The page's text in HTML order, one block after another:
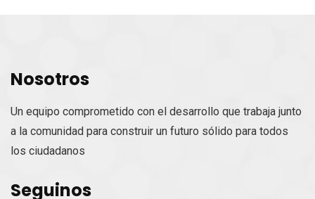
Nosotros
Un equipo comprometido con el desarrollo que trabaja junto
a la comunidad para construir un futuro sólido para todos
los ciudadanos
Seguinos